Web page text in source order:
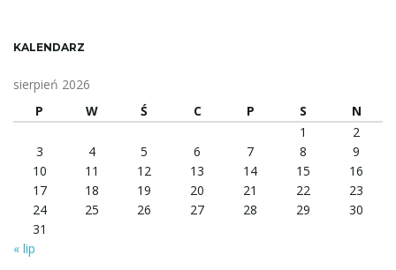
a
e
ł
f
KALENDARZ
sierpień 2026
P
W Ś C P S
N
1
2
3
4 5 6 7 8
9
10
11 12 13 14 15
16
17
18 19 20 21 22
23
24
25 26 27 28 29
30
31
« lip